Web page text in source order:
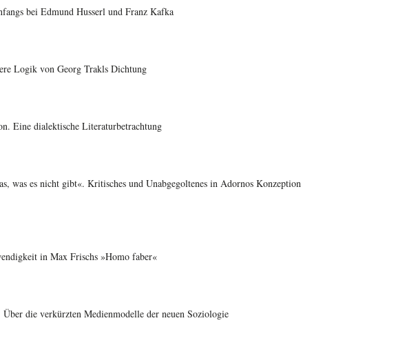
bei Edmund Husserl und Franz Kafka
Logik von Georg Trakls Dichtung
Eine dialektische Literaturbetrachtung
was es nicht gibt«. Kritisches und Unabgegoltenes in Adornos Konzeption
in Max Frischs »Homo faber«
die verkürzten Medienmodelle der neuen Soziologie